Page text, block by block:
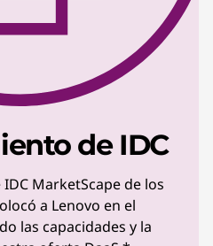
de IDC
MarketScape de los
a Lenovo en el
las capacidades y la